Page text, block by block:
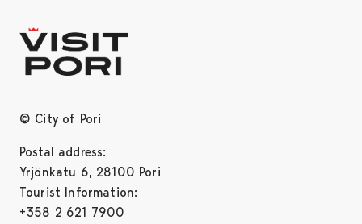
© City of Pori
Postal address:
Yrjönkatu 6, 28100 Pori
Tourist Information:
+358 2 621 7900